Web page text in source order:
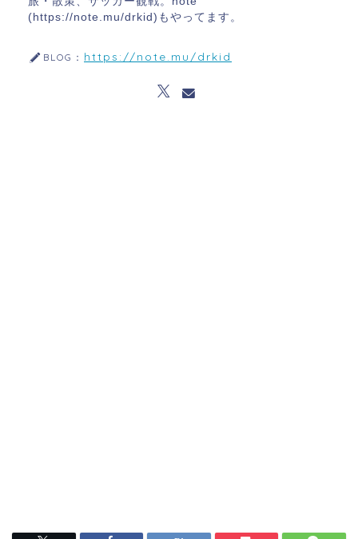
(https://note.mu/drkid)もやってます。
BLOG： https://note.mu/drkid